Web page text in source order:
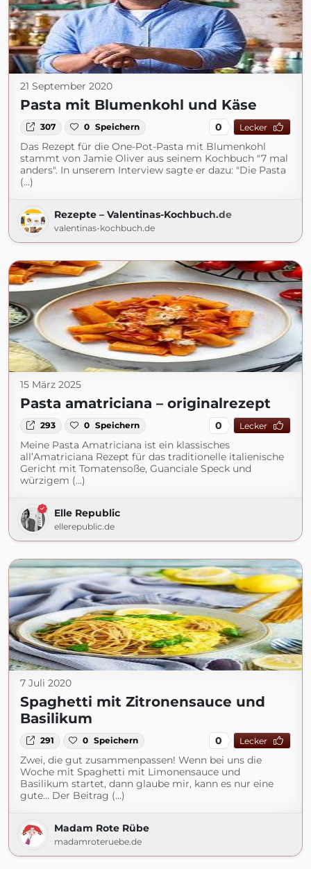
21 September 2020
Pasta mit Blumenkohl und Käse
307 0 Speichern 0 Lecker
Das Rezept für die One-Pot-Pasta mit Blumenkohl
stammt von Jamie Oliver aus seinem Kochbuch "7 mal
anders". In unserem Interview sagte er dazu: "Die Pasta
(...)
Rezepte – Valentinas-Kochbuch.de
valentinas-kochbuch.de
15 März 2025
Pasta amatriciana – originalrezept
293 0 Speichern 0 Lecker
Meine Pasta Amatriciana ist ein klassisches
all’Amatriciana Rezept für das traditionelle italienische
Gericht mit Tomatensoße, Guanciale Speck und
würzigem (...)
Elle Republic
ellerepublic.de
7 Juli 2020
Spaghetti mit Zitronensauce und
Basilikum
291 0 Speichern 0 Lecker
Zwei, die gut zusammenpassen! Wenn bei uns die
Woche mit Spaghetti mit Limonensauce und
Basilikum startet, dann glaube mir, kann es nur eine
gute… Der Beitrag (...)
Madam Rote Rübe
madamroteruebe.de